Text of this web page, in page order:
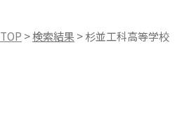
TOP >検索結果 >杉並工科高等学校